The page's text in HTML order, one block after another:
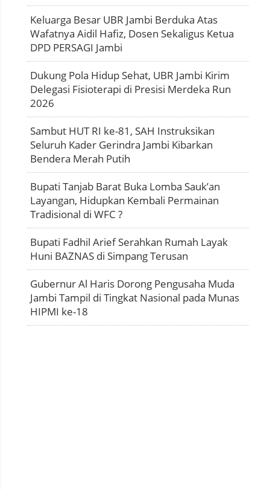
Keluarga Besar UBR Jambi Berduka Atas
Wafatnya Aidil Hafiz, Dosen Sekaligus Ketua
DPD PERSAGI Jambi
Dukung Pola Hidup Sehat, UBR Jambi Kirim
Delegasi Fisioterapi di Presisi Merdeka Run
2026
Sambut HUT RI ke-81, SAH Instruksikan
Seluruh Kader Gerindra Jambi Kibarkan
Bendera Merah Putih
Bupati Tanjab Barat Buka Lomba Sauk’an
Layangan, Hidupkan Kembali Permainan
Tradisional di WFC ?
Bupati Fadhil Arief Serahkan Rumah Layak
Huni BAZNAS di Simpang Terusan
Gubernur Al Haris Dorong Pengusaha Muda
Jambi Tampil di Tingkat Nasional pada Munas
HIPMI ke-18